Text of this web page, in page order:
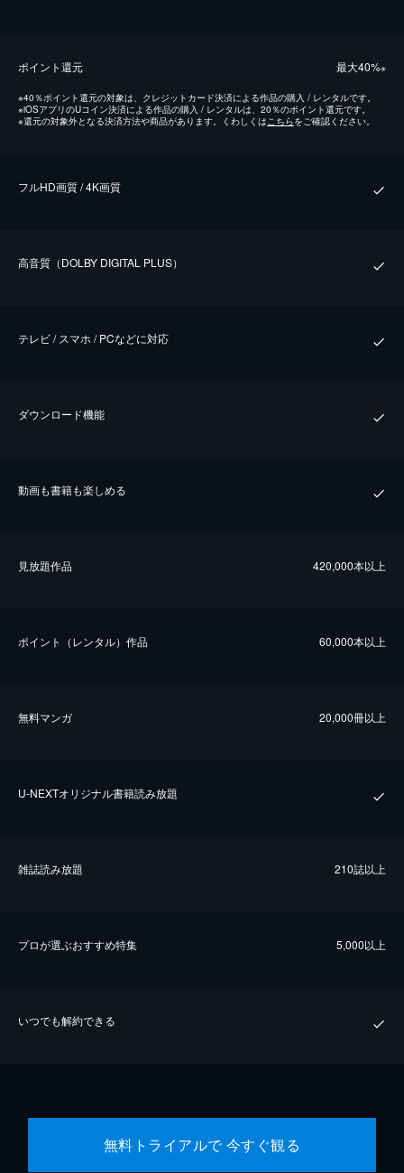
ポイント還元 最⼤40%※
※40％ポイント還元の対象は、クレジットカード決済による作品の購入 / レンタルです。
※iOSアプリのUコイン決済による作品の購入 / レンタルは、20％のポイント還元です。
※還元の対象外となる決済方法や商品があります。くわしくはこちらをご確認ください。
フルHD画質 / 4K画質
⾼⾳質（DOLBY DIGITAL PLUS）
テレビ / スマホ / PCなどに対応
ダウンロード機能
動画も書籍も楽しめる
⾒放題作品 420,000本以上
ポイント（レンタル）作品 60,000本以上
無料マンガ 20,000冊以上
U-NEXTオリジナル書籍読み放題
雑誌読み放題 210誌以上
プロが選ぶおすすめ特集 5,000以上
いつでも解約できる
無料トライアルで 今すぐ観る